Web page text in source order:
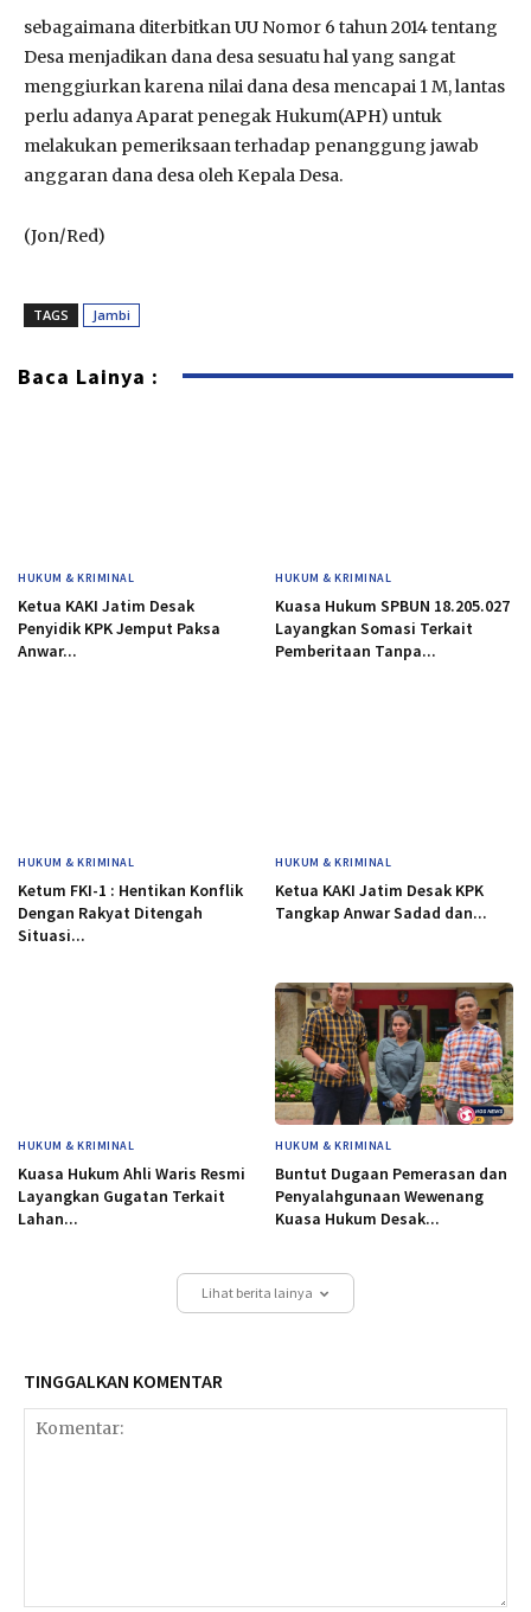
sebagaimana diterbitkan UU Nomor 6 tahun 2014 tentang
Desa menjadikan dana desa sesuatu hal yang sangat
menggiurkan karena nilai dana desa mencapai 1 M, lantas
perlu adanya Aparat penegak Hukum(APH) untuk
melakukan pemeriksaan terhadap penanggung jawab
anggaran dana desa oleh Kepala Desa.
(Jon/Red)
TAGS Jambi
Baca Lainya :
HUKUM & KRIMINAL
Ketua KAKI Jatim Desak
Penyidik KPK Jemput Paksa
Anwar...
HUKUM & KRIMINAL
Kuasa Hukum SPBUN 18.205.027
Layangkan Somasi Terkait
Pemberitaan Tanpa...
HUKUM & KRIMINAL
Ketum FKI-1 : Hentikan Konflik
Dengan Rakyat Ditengah
Situasi...
HUKUM & KRIMINAL
Ketua KAKI Jatim Desak KPK
Tangkap Anwar Sadad dan...
HUKUM & KRIMINAL
Kuasa Hukum Ahli Waris Resmi
Layangkan Gugatan Terkait
Lahan...
HUKUM & KRIMINAL
Buntut Dugaan Pemerasan dan
Penyalahgunaan Wewenang
Kuasa Hukum Desak...
Lihat berita lainya
TINGGALKAN KOMENTAR